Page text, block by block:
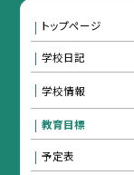
トップページ
学校日記
学校情報
教育目標
予定表